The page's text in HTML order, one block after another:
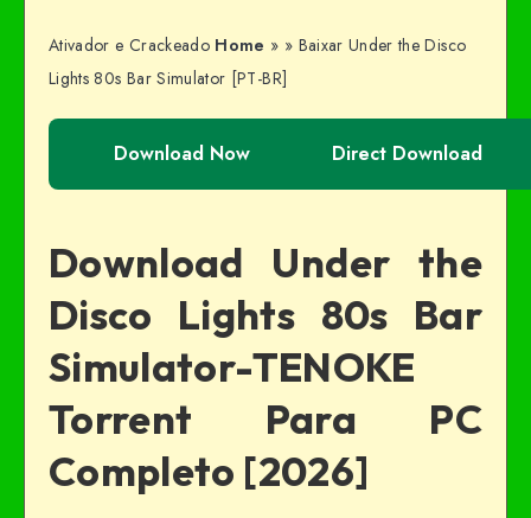
Ativador e Crackeado Home » » Baixar Under the Disco
Lights 80s Bar Simulator [PT-BR]
Download Now Direct Download
Download Under the
Disco Lights 80s Bar
Simulator-TENOKE
Torrent Para PC
Completo [2026]